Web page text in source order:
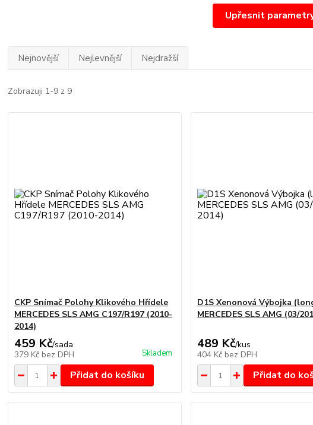
Upřesnit
Nejnovější Nejlevnější Nejdražší
Zobrazuji 1-9 z 9
CKP Snímač Polohy Klikového Hřídele
MERCEDES SLS AMG C197/R197 (2010-
2014)
459 Kč/sada
379 Kč bez DPH Skladem
Přidat do košíku
D1S Xenonová Výbojka
MERCEDES SLS AMG (03/
489 Kč/kus
404 Kč bez DPH
Přidat do